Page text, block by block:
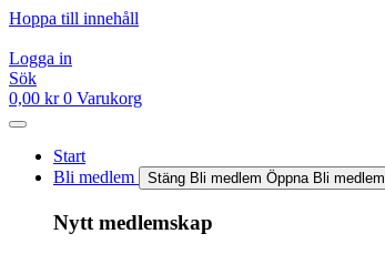
Hoppa till innehåll
Logga in
Sök
0,00 kr 0 Varukorg
Start
Bli medlem
Stäng Bli medlem Öppna Bli medlem
Nytt medlemskap